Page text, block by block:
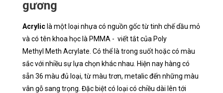
gương
Acrylic là một loại nhựa có nguồn gốc từ tinh chế dầu mỏ
và có tên khoa học là PMMA - viết tắt của Poly
Methyl Meth Acrylate. Có thể là trong suốt hoặc có màu
sắc với nhiều sự lựa chọn khác nhau. Hiện nay hàng có
sẵn 36 màu đủ loại, từ màu trơn, metalic đến những màu
vân gỗ sang trọng. Đặc biệt có loại có chiều dài lên tới